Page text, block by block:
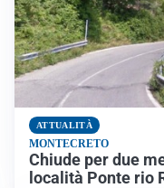
ATTUALITÀ
MONTECRETO
Chiude per due
località Ponte rio